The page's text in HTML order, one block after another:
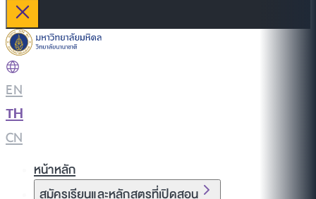
EN
TH
CN
หน้าหลัก
สมัครเรียนและหลักสูตรที่เปิดสอน